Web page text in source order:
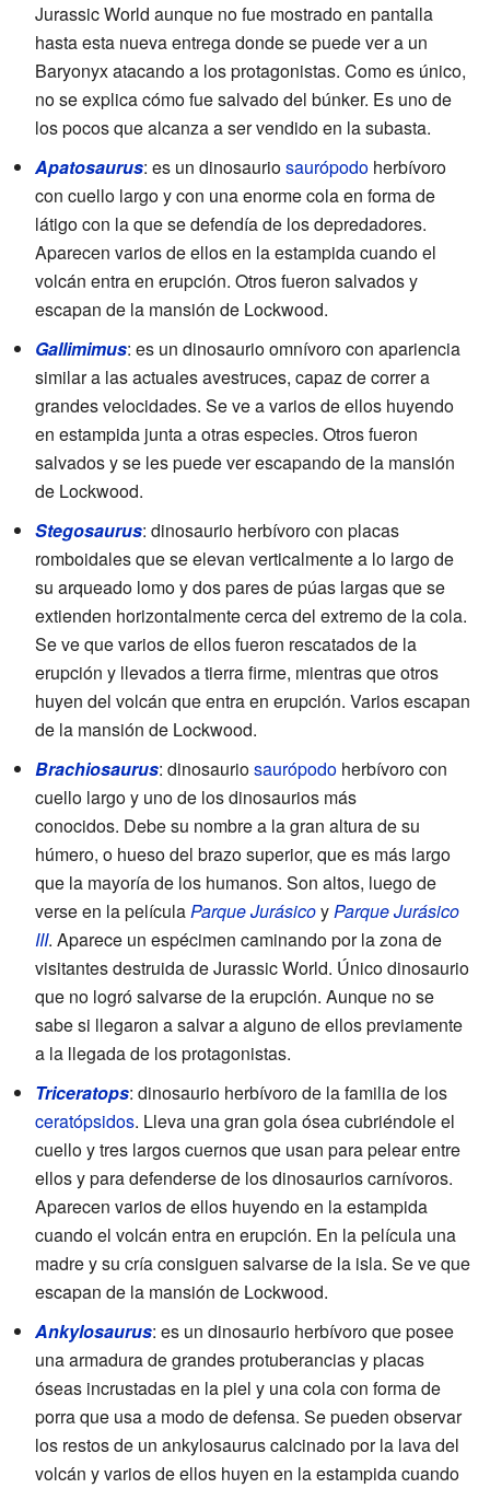
Jurassic World aunque no fue mostrado en pantalla
hasta esta nueva entrega donde se puede ver a un
Baryonyx atacando a los protagonistas. Como es único,
no se explica cómo fue salvado del búnker. Es uno de
los pocos que alcanza a ser vendido en la subasta.
Apatosaurus: es un dinosauriosaurópodo herbívoro
con cuello largo y con una enorme cola en forma de
látigo con la que se defendía de los depredadores.
Aparecen varios de ellos en la estampida cuando el
volcán entra en erupción. Otros fueron salvados y
escapan de la mansión de Lockwood.
Gallimimus: es un dinosaurio omnívoro con apariencia
similar a las actuales avestruces, capaz de correr a
grandes velocidades. Se ve a varios de ellos huyendo
en estampida junta a otras especies. Otros fueron
salvados y se les puede ver escapando de la mansión
de Lockwood.
Stegosaurus: dinosaurio herbívoro con placas
romboidales que se elevan verticalmente a lo largo de
su arqueado lomo y dos pares de púas largas que se
extienden horizontalmente cerca del extremo de la cola.
Se ve que varios de ellos fueron rescatados de la
erupción y llevados a tierra firme, mientras que otros
huyen del volcán que entra en erupción. Varios escapan
de la mansión de Lockwood.
Brachiosaurus: dinosauriosaurópodo herbívoro con
cuello largo y uno de los dinosaurios más
conocidos. Debe su nombre a la gran altura de su
húmero, o hueso del brazo superior, que es más largo
que la mayoría de los humanos. Son altos, luego de
verse en la películaParque JurásicoyParque Jurásico
III. Aparece un espécimen caminando por la zona de
visitantes destruida de Jurassic World. Único dinosaurio
que no logró salvarse de la erupción. Aunque no se
sabe si llegaron a salvar a alguno de ellos previamente
a la llegada de los protagonistas.
Triceratops: dinosaurio herbívoro de la familia de los
ceratópsidos. Lleva una gran gola ósea cubriéndole el
cuello y tres largos cuernos que usan para pelear entre
ellos y para defenderse de los dinosaurios carnívoros.
Aparecen varios de ellos huyendo en la estampida
cuando el volcán entra en erupción. En la película una
madre y su cría consiguen salvarse de la isla. Se ve que
escapan de la mansión de Lockwood.
Ankylosaurus: es un dinosaurio herbívoro que posee
una armadura de grandes protuberancias y placas
óseas incrustadas en la piel y una cola con forma de
porra que usa a modo de defensa. Se pueden observar
los restos de un ankylosaurus calcinado por la lava del
volcán y varios de ellos huyen en la estampida cuando